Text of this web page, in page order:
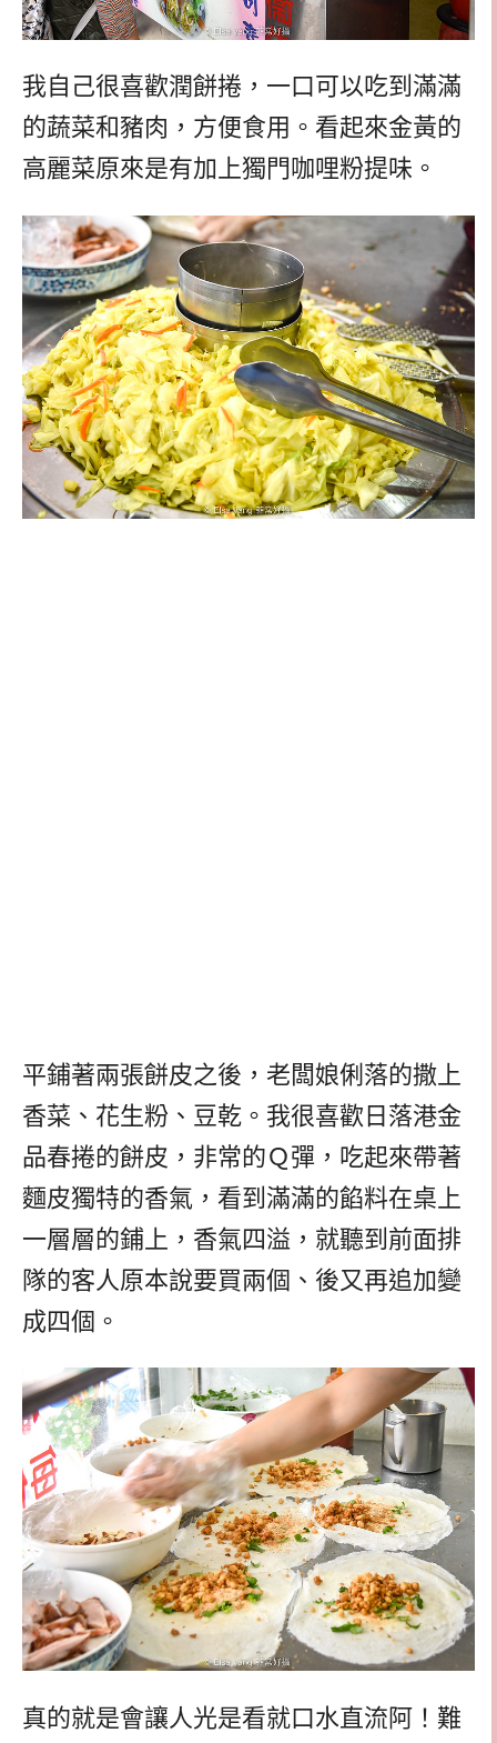
我自己很喜歡潤餅捲，一口可以吃到滿滿
的蔬菜和豬肉，方便食用。看起來金黃的
高麗菜原來是有加上獨門咖哩粉提味。
平鋪著兩張餅皮之後，老闆娘俐落的撒上
香菜、花生粉、豆乾。我很喜歡日落港金
品春捲的餅皮，非常的Ｑ彈，吃起來帶著
麵皮獨特的香氣，看到滿滿的餡料在桌上
一層層的鋪上，香氣四溢，就聽到前面排
隊的客人原本說要買兩個、後又再追加變
成四個。
真的就是會讓人光是看就口水直流阿！難